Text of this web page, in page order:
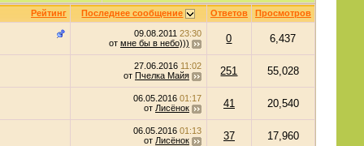
Рейтинг Последнее сообщение Ответов Просмотров
09.08.2011 23:30
от мне бы в небо))) 0 6,437
27.06.2016 11:02
от Пчелка Майя 251 55,028
06.05.2016 01:17
от Лисёнок 41 20,540
06.05.2016 01:13
от Лисёнок 37 17,960